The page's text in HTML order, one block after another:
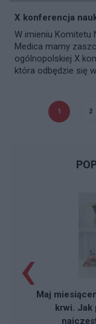
X konferencja
W imieniu Komitetu
Medica mamy
ogólnopolskiej X
która odbędzie się
1 2
Maj
krwi. Jak
‹